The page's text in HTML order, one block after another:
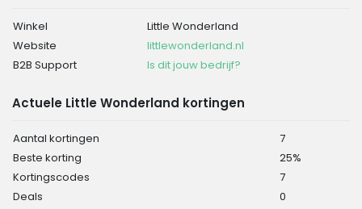
Winkel
Little Wonderland
Website
littlewonderland.nl
B2B Support
Is dit jouw bedrijf?
Actuele Little Wonderland kortingen
Aantal kortingen
7
Beste korting
25%
Kortingscodes
7
Deals
0